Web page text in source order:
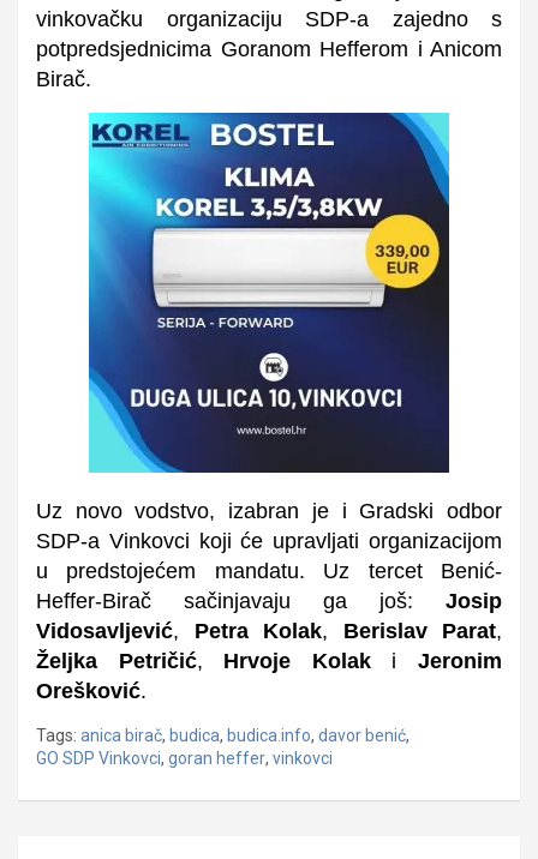
vinkovačku organizaciju SDP-a zajedno s
potpredsjednicima Goranom Hefferom i Anicom
Birač.
Uz novo vodstvo, izabran je i Gradski odbor
SDP-a Vinkovci koji će upravljati organizacijom
u predstojećem mandatu. Uz tercet Benić-
Heffer-Birač sačinjavaju ga još: Josip
Vidosavljević, Petra Kolak, Berislav Parat,
Željka Petričić, Hrvoje KolakiJeronim
Orešković.
Tags: anica birač, budica, budica.info, davor benić,
GO SDP Vinkovci, goran heffer, vinkovci